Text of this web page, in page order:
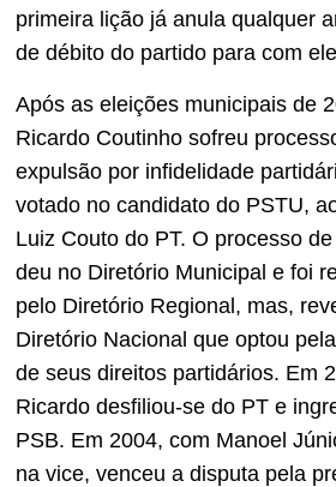
primeira lição já anula qualquer
de débito do partido para com
Após as eleições municipais de
Ricardo Coutinho sofreu
expulsão por infidelidade
votado no candidato do PSTU,
Luiz Couto do PT. O processo
deu no Diretório Municipal e foi
pelo Diretório Regional, mas,
Diretório Nacional que optou
de seus direitos partidários. Em
Ricardo desfiliou-se do PT e
PSB. Em 2004, com Manoel
na vice, venceu a disputa pela